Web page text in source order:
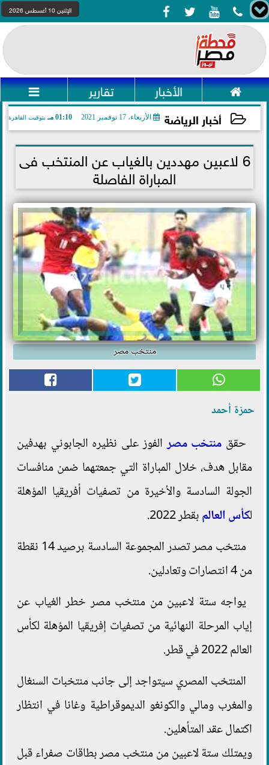
    الإثنين 10 أغسطس 2026
 الأخبار تقارير 
أخبار الرياضة الأربعاء، 17 نوفمبر 2021 01:10 مـ بتوقيت القاهرة
2021-11-17 13:10:006 لاعبين مهددين بالغياب عن المنتخب فى
المباراة الفاصلة
منتخب مصر
حمزة أحمد
حقق منتخب مصرالفوز على نظيره الجابوني بهدفين
مقابل هدف، خلال المباراة التي جمعتهما ضمن منافسات
الجولة السادسة والأخيرة من تصفيات أفريقيا المؤهلة
لكأس العالمبقطر 2022.
منتخب مصر تصدر المجموعة السادسة برصيد 14 نقطة
من 4 انتصارات وتعادلين.
يواجه ستة لاعبين من منتخب مصر خطر الغياب عن
إياب المرحلة النهائية من تصفيات إفريقيا المؤهلة لكأس
العالم 2022 في قطر.
المنتخب المصري سيتواجد إلى جانب منتخبات السنغال
والمغرب ومالي والكونغو الديموقراطية وغانا في انتظار
اكتمال عقد المتأهلين.
ويمتلك ستة لاعبين من منتخب مصر بطاقات صفراء قبل